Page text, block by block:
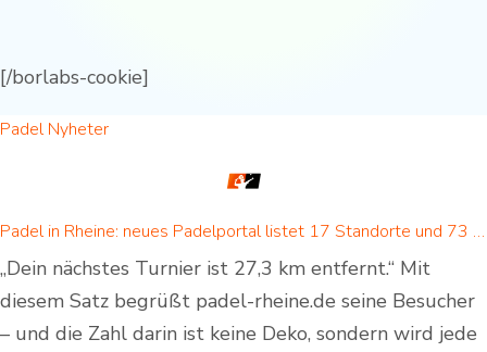
[/borlabs-cookie]
Padel Nyheter
Padel in Rheine: neues Padelportal listet 17 Standorte und 73 Padel-Courts in Rheine und Umgebung
„Dein nächstes Turnier ist 27,3 km entfernt.“ Mit
diesem Satz begrüßt padel-rheine.de seine Besucher
– und die Zahl darin ist keine Deko, sondern wird jede